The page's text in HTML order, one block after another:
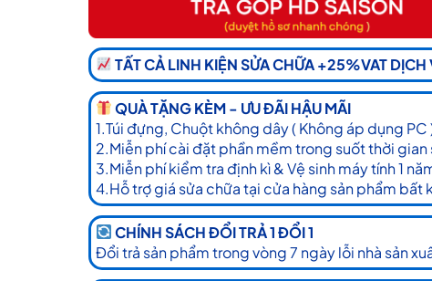
TẤT CẢ LINH KIỆN SỬA CHỮA +25%VAT DỊCH
QUÀ TẶNG KÈM - ƯU ĐÃI HẬU MÃI
1.Túi đựng, Chuột không dây ( Không áp dụng PC
2.Miễn phí cài đặt phần mềm trong suốt thời gian
3.Miễn phí kiểm tra định kì & Vệ sinh máy tính 1
4.Hỗ trợ giá sửa chữa tại cửa hàng sản phẩm bất
CHÍNH SÁCH ĐỔI TRẢ 1 ĐỔI 1
Đổi trả sản phẩm trong vòng 7 ngày lỗi nhà sản